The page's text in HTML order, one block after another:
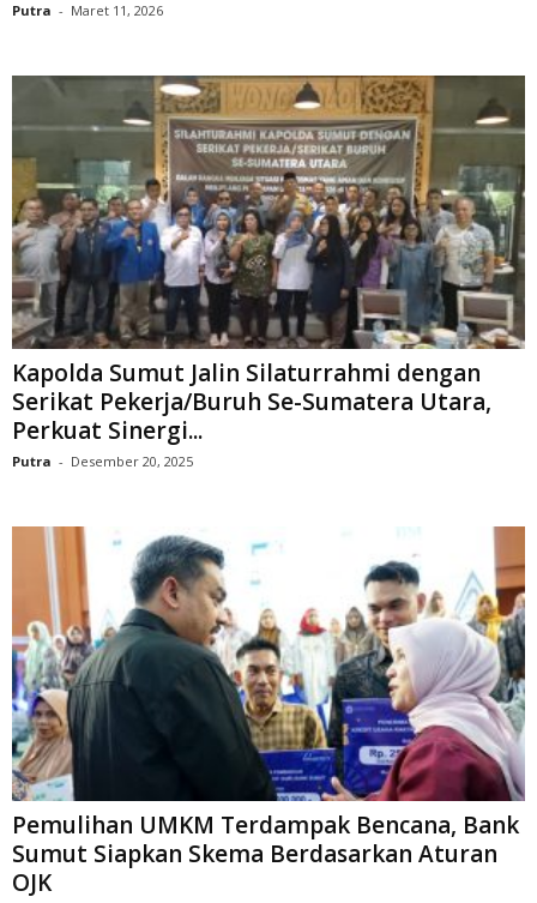
Putra - Maret 11, 2026
Kapolda Sumut Jalin Silaturrahmi dengan
Serikat Pekerja/Buruh Se-Sumatera Utara,
Perkuat Sinergi...
Putra - Desember 20, 2025
Pemulihan UMKM Terdampak Bencana, Bank
Sumut Siapkan Skema Berdasarkan Aturan
OJK